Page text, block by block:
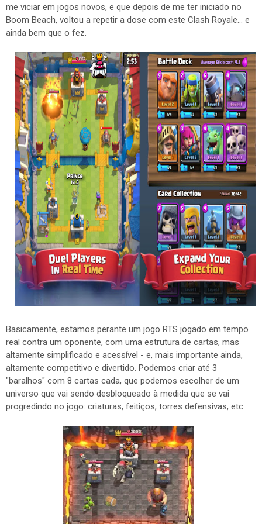
me viciar em jogos novos, e que depois de me ter iniciado no
Boom Beach, voltou a repetir a dose com este Clash Royale... e
ainda bem que o fez.
Basicamente, estamos perante um jogo RTS jogado em tempo
real contra um oponente, com uma estrutura de cartas, mas
altamente simplificado e acessível - e, mais importante ainda,
altamente competitivo e divertido. Podemos criar até 3
"baralhos" com 8 cartas cada, que podemos escolher de um
universo que vai sendo desbloqueado à medida que se vai
progredindo no jogo: criaturas, feitiços, torres defensivas, etc.